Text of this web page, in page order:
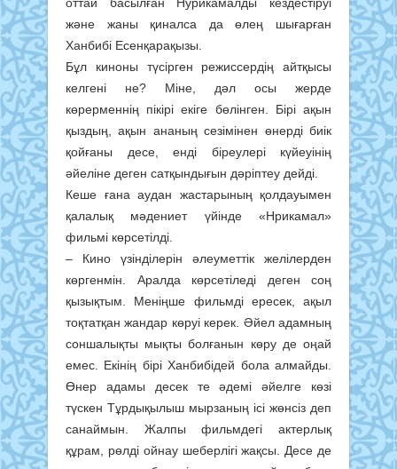
және жаны қиналса да өлең шығарған
Ханбибі Есенқарақызы.
Бұл киноны түсірген режиссердің айтқысы
келгені не? Міне, дәл осы жерде
көрерменнің пікірі екіге бөлінген. Бірі ақын
қыздың, ақын ананың сезімінен өнерді биік
қойғаны десе, енді біреулері күйеуінің
әйеліне деген сатқындығын дәріптеу дейді.
Кеше ғана аудан жастарының қолдауымен
қалалық мәдениет үйінде «Нрикамал»
фильмі көрсетілді.
– Кино үзінділерін әлеуметтік желілерден
көргенмін. Аралда көрсетіледі деген соң
қызықтым. Меніңше фильмді ересек, ақыл
тоқтатқан жандар көруі керек. Әйел адамның
соншалықты мықты болғанын көру де оңай
емес. Екінің бірі Ханбибідей бола алмайды.
Өнер адамы десек те әдемі әйелге көзі
түскен Тұрдықылыш мырзаның ісі жөнсіз деп
санаймын. Жалпы фильмдегі актерлық
құрам, рөлді ойнау шеберлігі жақсы. Десе де